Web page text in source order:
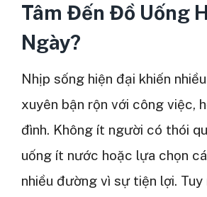
Tâm Đến Đồ Uống
Ngày?
Nhịp sống hiện đại khiến
xuyên bận rộn với công việc,
đình. Không ít người có thói
uống ít nước hoặc lựa chọn
nhiều đường vì sự tiện lợi. Tuy